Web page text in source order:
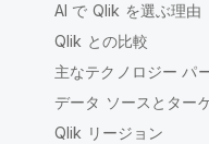
AI で Qlik を選ぶ理由
Qlik との比較
主なテクノロジー パ
データ ソースとター
Qlik リージョン